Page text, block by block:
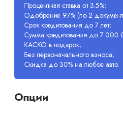
Процентная ставка от 3.5%;
Одобрение 97% (по 2
Срок кредитования до 7 лет;
Сумма кредитования до 7 000
КАСКО в подарок;
Без первоначального взноса;
Скидка до 30% на любое авто.
Опции